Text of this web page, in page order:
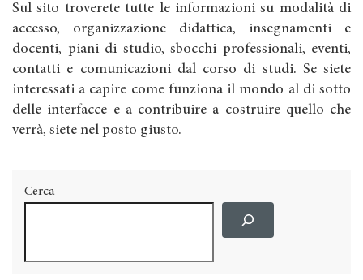
Sul sito troverete tutte le informazioni su modalità di
accesso, organizzazione didattica, insegnamenti e
docenti, piani di studio, sbocchi professionali, eventi,
contatti e comunicazioni dal corso di studi. Se siete
interessati a capire come funziona il mondo al di sotto
delle interfacce e a contribuire a costruire quello che
verrà, siete nel posto giusto.
Cerca